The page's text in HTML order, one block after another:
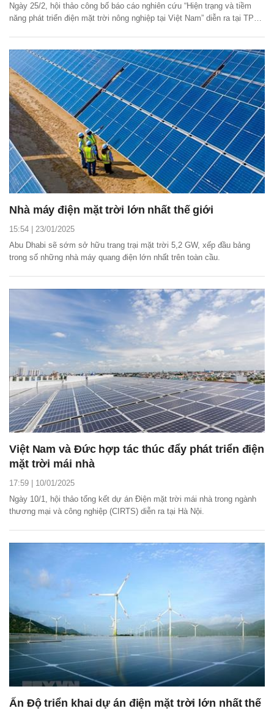
Ngày 25/2, hội thảo công bố báo cáo nghiên cứu “Hiện trạng và tiềm
năng phát triển điện mặt trời nông nghiệp tại Việt Nam” diễn ra tại TP
Nhà máy điện mặt trời lớn nhất thế giới
15:54 | 23/01/2025
Abu Dhabi sẽ sớm sở hữu trang trại mặt trời 5,2 GW, xếp đầu bảng
trong số những nhà máy quang điện lớn nhất trên toàn cầu.
Việt Nam và Đức hợp tác thúc đẩy phát triển điện
mặt trời mái nhà
17:59 | 10/01/2025
Ngày 10/1, hội thảo tổng kết dự án Điện mặt trời mái nhà trong ngành
thương mại và công nghiệp (CIRTS) diễn ra tại Hà Nội.
Ấn Độ triển khai dự án điện mặt trời lớn nhất thế